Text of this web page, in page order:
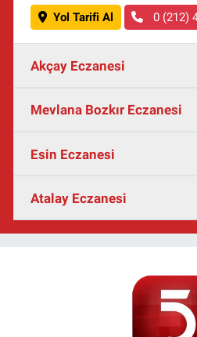
Yol Tarifi Al 0 (212)
Akçay Eczanesi
Mevlana Bozkır Eczanesi
Esin Eczanesi
Atalay Eczanesi